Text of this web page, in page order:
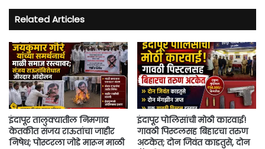
विरोधकांना
झापलं!
Related Articles
इंदापूर तालुक्यातील निमगाव
केतकीत संजय राऊतांचा जाहीर
निषेध; पोस्टरला जोडे मारून माळी
इंदापूर पोलिसांची मोठी कारवाई!
गावठी पिस्टलसह बिहारचा तरुण
अटकेत; दोन जिवंत काडतुसे, दोन